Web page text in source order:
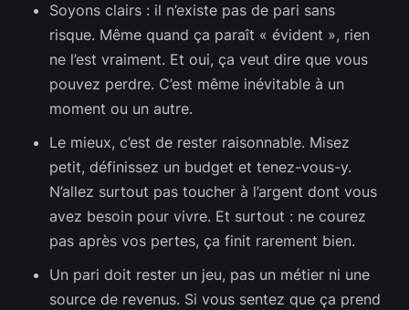
Soyons clairs : il n’existe pas de pari sans
risque. Même quand ça paraît « évident », rien
ne l’est vraiment. Et oui, ça veut dire que vous
pouvez perdre. C’est même inévitable à un
moment ou un autre.
Le mieux, c’est de rester raisonnable. Misez
petit, définissez un budget et tenez-vous-y.
N’allez surtout pas toucher à l’argent dont vous
avez besoin pour vivre. Et surtout : ne courez
pas après vos pertes, ça finit rarement bien.
Un pari doit rester un jeu, pas un métier ni une
source de revenus. Si vous sentez que ça prend